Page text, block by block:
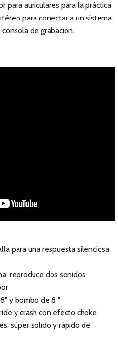
para auriculares para la práctica
para conectar a un sistema
de grabación.
para una respuesta silenciosa
reproduce dos sonidos
y bombo de 8 "
y crash con efecto choke
súper sólido y rápido de